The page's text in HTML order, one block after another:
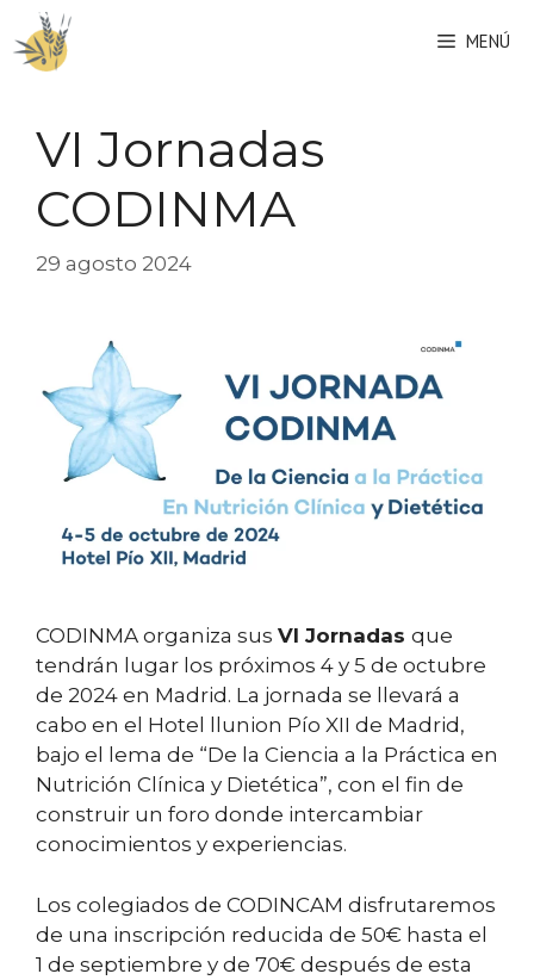
Saltar
al
contenido
MENÚ
VI Jornadas
CODINMA
29 agosto 2024
CODINMA organiza sus VI Jornadas que
tendrán lugar los próximos 4 y 5 de octubre
de 2024 en Madrid. La jornada se llevará a
cabo en el Hotel llunion Pío XII de Madrid,
bajo el lema de “De la Ciencia a la Práctica en
Nutrición Clínica y Dietética”, con el fin de
construir un foro donde intercambiar
conocimientos y experiencias.
Los colegiados de CODINCAM disfrutaremos
de una inscripción reducida de 50€ hasta el
1 de septiembre y de 70€ después de esta